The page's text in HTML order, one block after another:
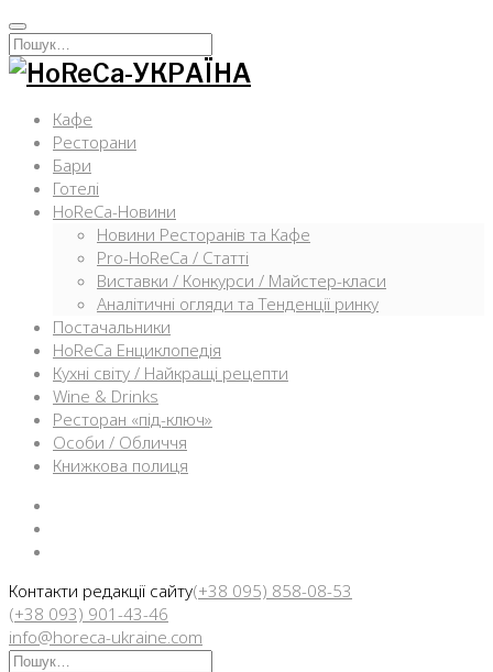
Перейти
к
содержимому
Искать:
Кафе
Ресторани
Бари
Готелі
HoReCa-Новини
Новини Ресторанів та Кафе
Pro-HoReCa / Статті
Виставки / Конкурси / Майстер-класи
Аналітичні огляди та Тенденції ринку
Постачальники
HoReCa Енциклопедія
Кухні світу / Найкращі рецепти
Wine & Drinks
Ресторан «під-ключ»
Особи / Обличчя
Книжкова полиця
Контакти редакції сайту(+38 095) 858-08-53
(+38 093) 901-43-46
info@horeca-ukraine.com
Искать: